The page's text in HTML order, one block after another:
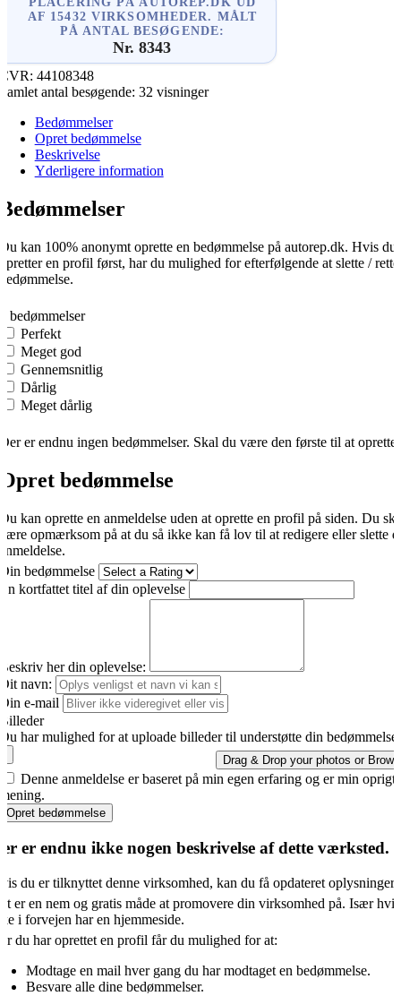
AF 15432 VIRKSOMHEDER. MÅLT
PÅ ANTAL BESØGENDE:
Nr. 8343
44108348
antal besøgende: 32 visninger
Bedømmelser
Opret bedømmelse
Beskrivelse
Yderligere information
kan 100% anonymt oprette en bedømmelse på autorep.dk. Hvis du
en profil først, har du mulighed for efterfølgende at slette /
bedømmelser
Perfekt
Meget god
Gennemsnitlig
Dårlig
Meget dårlig
er endnu ingen bedømmelser. Skal du være den første til at oprette
bedømmelse
kan oprette en anmeldelse uden at oprette en profil på siden. Du
opmærksom på at du så ikke kan få lov til at redigere eller slette
bedømmelse
kortfattet titel af din oplevelse
her din oplevelse:
navn:
e-mail
har mulighed for at uploade billeder til understøtte din bedømmelse.
Drag & Drop your photos or
Denne anmeldelse er baseret på min egen erfaring og er min
Opret bedømmelse
er endnu ikke nogen beskrivelse af dette værksted.
du er tilknyttet denne virksomhed, kan du få opdateret
er en nem og gratis måde at promovere din virksomhed på. Især
i forvejen har en hjemmeside.
du har oprettet en profil får du mulighed for at:
Modtage en mail hver gang du har modtaget en bedømmelse.
Besvare alle dine bedømmelser.